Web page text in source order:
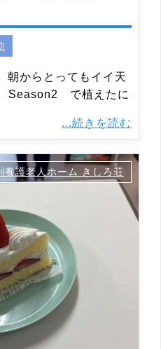
朝からとってもイイ天
Season2 で植えたに
...続きを読む
養護老人ホーム きしろ荘